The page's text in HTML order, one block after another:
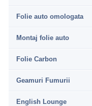
Folie auto omologata
Montaj folie auto
Folie Carbon
Geamuri Fumurii
English Lounge